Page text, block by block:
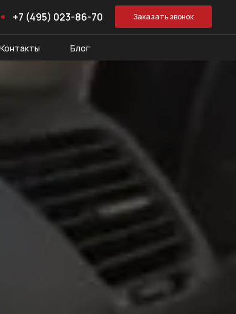
Заказать звонок
+7 (495) 023-86-70
Контакты Блог